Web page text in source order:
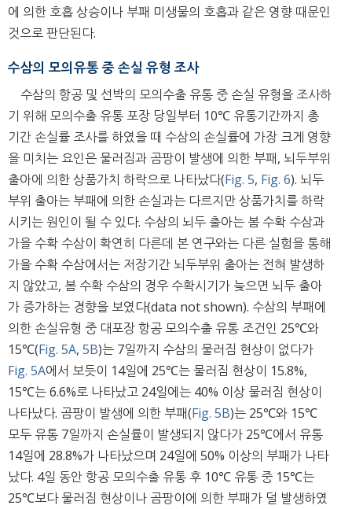
에 의한 호흡 상승이나 부패 미생물의 호흡과 같은 영향 때문인
것으로 판단된다.
수삼의 모의유통 중 손실 유형 조사
수삼의 항공 및 선박의 모의수출 유통 중 손실 유형을 조사하
기 위해 모의수출 유통 포장 당일부터 10℃ 유통기간까지 총
기간 손실률 조사를 하였을 때 수삼의 손실률에 가장 크게 영향
을 미치는 요인은 물러짐과 곰팡이 발생에 의한 부패, 뇌두부위
출아에 의한 상품가치 하락으로 나타났다(Fig. 5, Fig. 6). 뇌두
부위 출아는 부패에 의한 손실과는 다르지만 상품가치를 하락
시키는 원인이 될 수 있다. 수삼의 뇌두 출아는 봄 수확 수삼과
가을 수확 수삼이 확연히 다른데 본 연구와는 다른 실험을 통해
가을 수확 수삼에서는 저장기간 뇌두부위 출아는 전혀 발생하
지 않았고, 봄 수확 수삼의 경우 수확시기가 늦으면 뇌두 출아
가 증가하는 경향을 보였다(data not shown). 수삼의 부패에
의한 손실유형 중 대포장 항공 모의수출 유통 조건인 25℃와
15℃(Fig. 5A, 5B)는 7일까지 수삼의 물러짐 현상이 없다가
Fig. 5A에서 보듯이 14일에 25℃는 물러짐 현상이 15.8%,
15℃는 6.6%로 나타났고 24일에는 40% 이상 물러짐 현상이
나타났다. 곰팡이 발생에 의한 부패(Fig. 5B)는 25℃와 15℃
모두 유통 7일까지 손실률이 발생되지 않다가 25℃에서 유통
14일에 28.8%가 나타났으며 24일에 50% 이상의 부패가 나타
났다. 4일 동안 항공 모의수출 유통 후 10℃ 유통 중 15℃는
25℃보다 물러짐 현상이나 곰팡이에 의한 부패가 덜 발생하였